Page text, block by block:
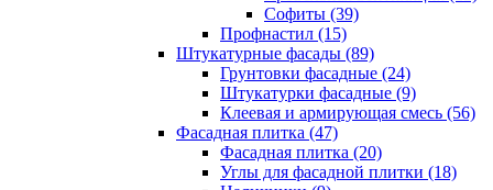
Cофиты (39)
Профнастил (15)
Штукатурные фасады (89)
Грунтовки фасадные (24)
Штукатурки фасадные (9)
Клеевая и армирующая смесь (56)
Фасадная плитка (47)
Фасадная плитка (20)
Углы для фасадной плитки (18)